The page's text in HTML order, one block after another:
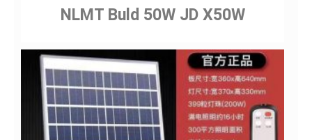
NLMT Buld 50W JD X50W